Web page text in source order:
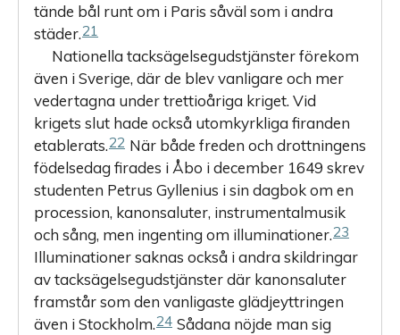
tände bål runt om i Paris såväl som i andra
städer.21
Nationella tacksägelsegudstjänster förekom
även i Sverige, där de blev vanligare och mer
vedertagna under trettioåriga kriget. Vid
krigets slut hade också utomkyrkliga firanden
etablerats.22 När både freden och drottningens
födelsedag firades i Åbo i december 1649 skrev
studenten Petrus Gyllenius i sin dagbok om en
procession, kanonsaluter, instrumentalmusik
och sång, men ingenting om illu­minationer.23
Illuminationer saknas också i andra skildringar
av tacksägelsegudstjänster där kanonsaluter
framstår som den vanligaste glädjeyttringen
även i Stockholm.24 Sådana nöjde man sig